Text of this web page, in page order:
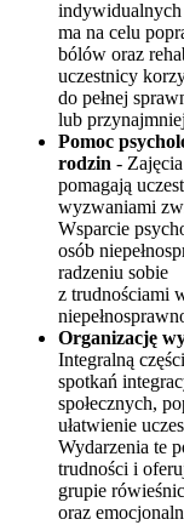
indywidualnych
ma na celu
bólów oraz
uczestnicy
do pełnej
lub
Pomoc
rodzin -
pomagają
wyzwaniami
Wsparcie
osób
radzeniu sobie
z trudnościami
Organizację
Integralną
spotkań
społecznych,
ułatwienie
Wydarzenia te
trudności i
grupie
oraz